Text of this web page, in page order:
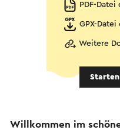
PDF-
GPX-
Weitere
Willkommen im